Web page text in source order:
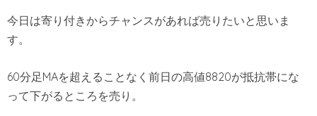
今日は寄り付きからチャンスがあれば売りたいと思いま
す。
60分足MAを超えることなく前日の高値8820が抵抗帯にな
って下がるところを売り。